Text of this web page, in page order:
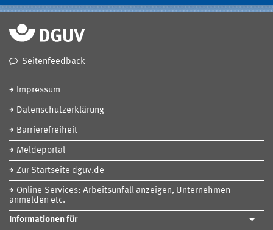
Seitenfeedback
Impressum
Datenschutzerklärung
Barrierefreiheit
Meldeportal
Zur Startseite dguv.de
Online-Services: Arbeitsunfall anzeigen, Unternehmen
anmelden etc.
Informationen für